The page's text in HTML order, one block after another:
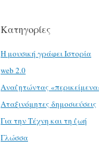
Κατηγορίες
H μουσική γράφει Ιστορία
web 2.0
Αναζητώντας
Αταξινόμητες δημοσιεύσεις
Για την Τέχνη και τη ζωή
Γλώσσα